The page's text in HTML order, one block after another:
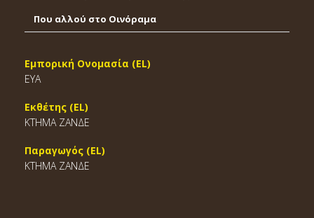
Που αλλού στο Οινόραμα
Εμπορική Ονομασία (EL)
EYA
Εκθέτης (EL)
ΚΤΗΜΑ ΖΑΝΔΕ
Παραγωγός (EL)
ΚΤΗΜΑ ΖΑΝΔΕ